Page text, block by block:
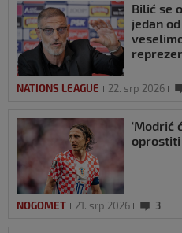
Bilić se
jedan
NATIONS LEAGUE 22. srp 2026
‘Modrić
oprostiti
NOGOMET 21. srp 2026 3